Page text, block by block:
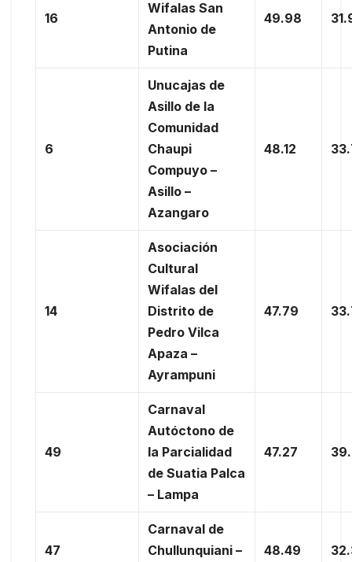
16
Wifalas San
Antonio de
Putina
49.98
6
Unucajas de
Asillo de la
Comunidad
Chaupi
Compuyo –
Asillo –
Azangaro
48.12
14
Asociación
Cultural
Wifalas del
Distrito de
Pedro Vilca
Apaza –
Ayrampuni
47.79
49
Carnaval
Autóctono de
la Parcialidad
de Suatia Palca
– Lampa
47.27
47
Carnaval de
Chullunquiani –
48.49